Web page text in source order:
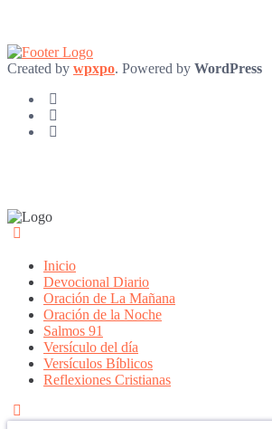
Created by wpxpo. Powered by WordPress
Inicio
Devocional Diario
Oración de La Mañana
Oración de la Noche
Salmos 91
Versículo del día
Versículos Bíblicos
Reflexiones Cristianas